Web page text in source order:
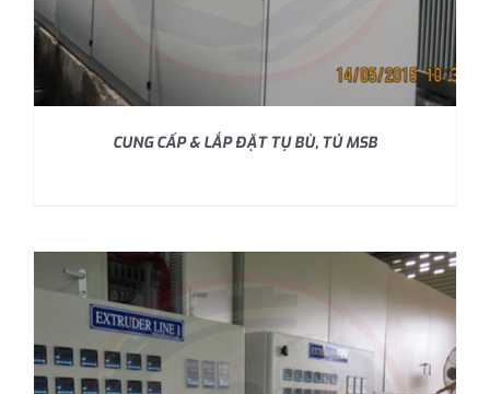
CUNG CẤP & LẮP ĐẶT TỤ BÙ, TỦ MSB